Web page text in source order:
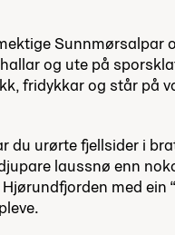
og ute på
fridykkar og står på
du urørte fjellsider i
laussnø enn
med